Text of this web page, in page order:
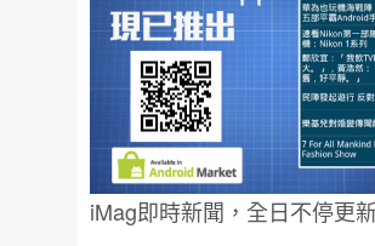
iMag即時新聞，全日不停更新